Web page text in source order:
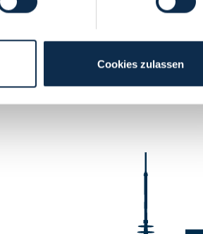
Cookies zulassen